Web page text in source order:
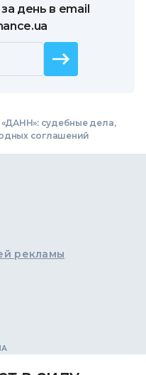
день в email
судебные дела,
соглашений
рекламы